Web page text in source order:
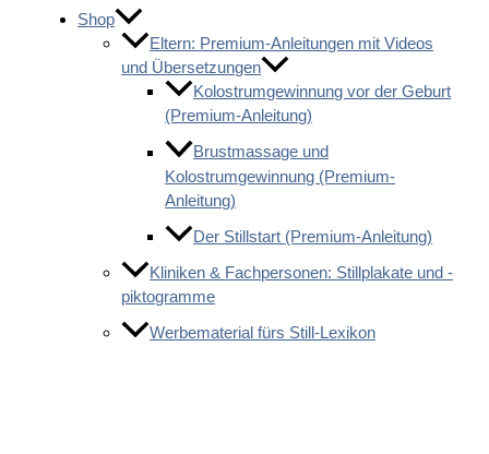
Shop
Eltern: Premium-Anleitungen mit Videos
und Übersetzungen
Kolostrumgewinnung vor der Geburt
(Premium-Anleitung)
Brustmassage und
Kolostrumgewinnung (Premium-
Anleitung)
Der Stillstart (Premium-Anleitung)
Kliniken & Fachpersonen: Stillplakate und -
piktogramme
Werbematerial fürs Still-Lexikon